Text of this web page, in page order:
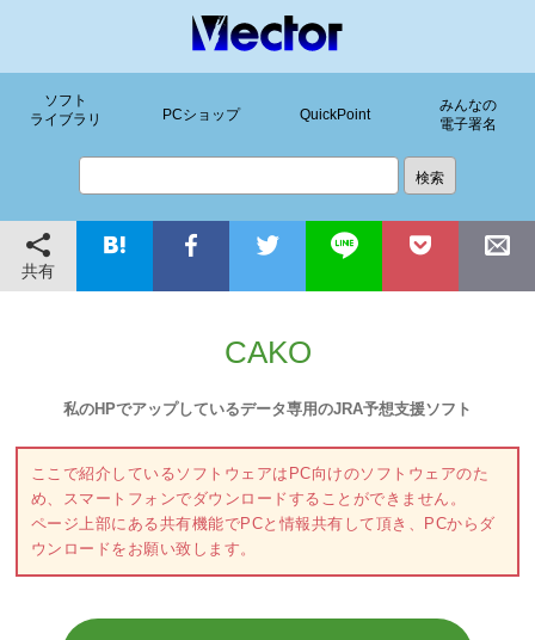
ソフト
ライブラリ
PCショップ QuickPoint
みんなの
電子署名
共有
CAKO
私のHPでアップしているデータ専用のJRA予想支援ソフト
ここで紹介しているソフトウェアはPC向けのソフトウェアのた
め、スマートフォンでダウンロードすることができません。
ページ上部にある共有機能でPCと情報共有して頂き、PCからダ
ウンロードをお願い致します。